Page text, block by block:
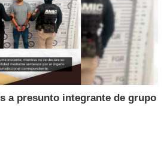
a presunto integrante de grupo